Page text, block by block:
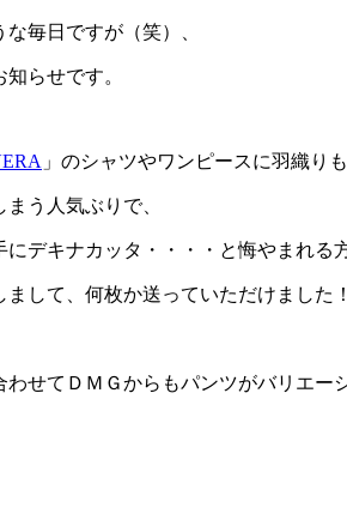
毎日ですが（笑）、
らせです。
」のシャツやワンピースに羽織り
う人気ぶりで、
デキナカッタ・・・・と悔やまれる
して、何枚か送っていただけました
せてＤＭＧからもパンツがバリエー